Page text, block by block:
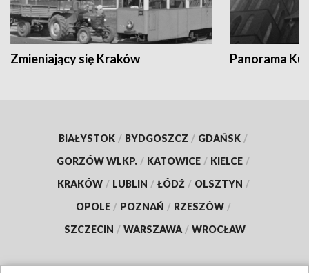
Zmieniający się Kraków Panorama
BIAŁYSTOK / BYDGOSZCZ / GDAŃSK /
GORZÓW WLKP. / KATOWICE / KIELCE /
KRAKÓW / LUBLIN / ŁÓDŹ / OLSZTYN /
OPOLE / POZNAŃ / RZESZÓW /
SZCZECIN / WARSZAWA / WROCŁAW